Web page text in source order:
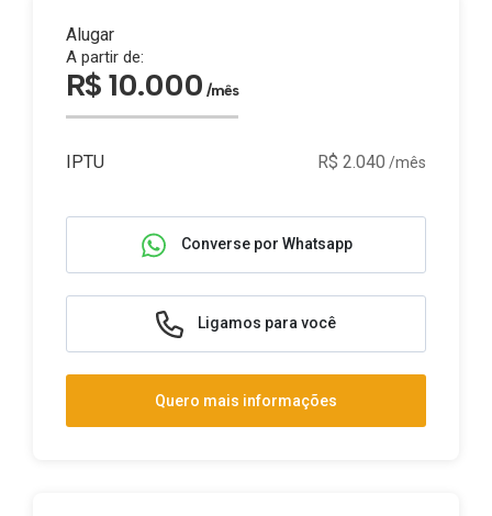
Alugar
A partir de:
R$ 10.000 /mês
IPTU R$ 2.040 /mês
Converse por Whatsapp
Ligamos para você
Quero mais informações